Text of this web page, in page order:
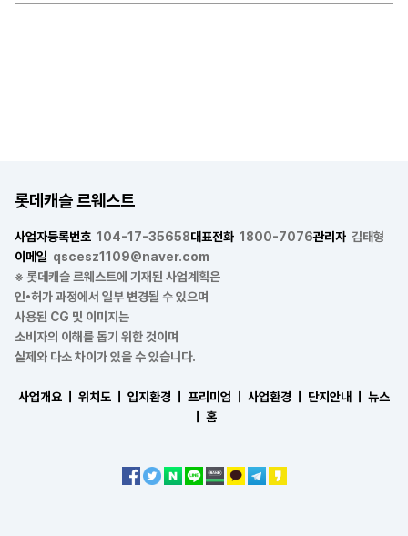
롯데캐슬 르웨스트
사업자등록번호 104-17-35658대표전화 1800-7076관리자 김태형
이메일 qscesz1109@naver.com
※ 롯데캐슬 르웨스트에 기재된 사업계획은
인•허가 과정에서 일부 변경될 수 있으며
사용된 CG 및 이미지는
소비자의 이해를 돕기 위한 것이며
실제와 다소 차이가 있을 수 있습니다.
사업개요 ㅣ 위치도 ㅣ 입지환경 ㅣ 프리미엄 ㅣ 사업환경 ㅣ 단지안내 ㅣ
뉴스
홈